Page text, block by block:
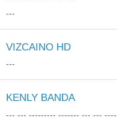
---
VIZCAINO HD
---
KENLY BANDA
--- --- --------- ------- --- ---